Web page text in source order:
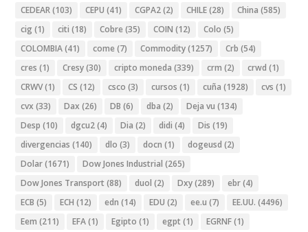
CEDEAR(103) CEPU (41) CGPA2(2) CHILE(28) China (585)
cig (1) citi (18) Cobre (35) COIN (12) Colo (5)
COLOMBIA(41) come (7) Commodity(1257) Crb (54)
cres (1) Cresy(30) cripto moneda (339) crm (2) crwd (1)
CRWV(1) CS (12) csco (3) cursos (1) cuña (1928) cvs (1)
cvx (33) Dax (26) DB (6) dba (2) Deja vu (134)
Desp (10) dgcu2(4) Dia (2) didi (4) Dis (19)
divergencias (140) dlo (3) docn (1) dogeusd (2)
Dolar(1671) Dow Jones Industrial (265)
Dow Jones Transport (88) duol (2) Dxy(289) ebr(4)
ECB (5) ECH (12) edn (14) EDU (2) ee.u (7) EE.UU. (4496)
Eem (211) EFA(1) Egipto (1) egpt (1) EGRNF(1)